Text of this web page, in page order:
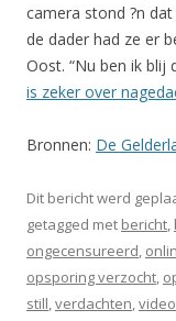
camera stond ?n
de dader had ze er
Oost. “Nu ben ik blij
is zeker over
Bronnen: De
Dit bericht werd
getagged met bericht,
ongecensureerd,
opsporing verzocht,
still,verdachten,video